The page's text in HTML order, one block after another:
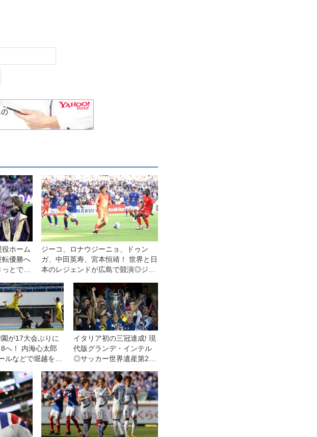
役ホーム
転優勝へ
とでき
ジーコ、ロナウジーニョ、ドゥン
ガ、中田英寿、宮本恒靖！ 世界と日
本のレジェンドが広島で競演◎ジー
が17大会ぶりに
へ！ 内海心太郎
ルなどで堀越を撃
イタリア初の三冠達成! 現
代版グランデ・インテル
◎サッカー世界遺産第26